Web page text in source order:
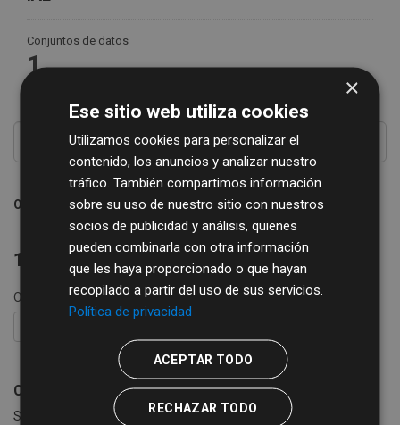
Conjuntos de datos
1
Ordenar por
1 conjunto de datos encontrado
Organizaciones: REGTSA etiquetas: economía
Censo empresarial de actividades económicas
Suma de las cuotas tributarias del impuesto por epígrafes y
×
Ese sitio web utiliza cookies
Utilizamos cookies para personalizar el
contenido, los anuncios y analizar nuestro
tráfico. También compartimos información
sobre su uso de nuestro sitio con nuestros
socios de publicidad y análisis, quienes
pueden combinarla con otra información
que les haya proporcionado o que hayan
recopilado a partir del uso de sus servicios.
Política de privacidad
ACEPTAR TODO
RECHAZAR TODO